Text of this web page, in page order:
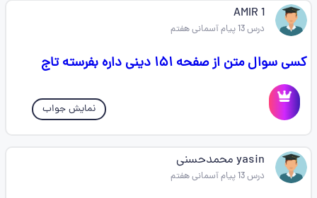
AMIR 1‌
درس 13 پیام آسمانی هفتم
کسی سوال متن از صفحه ۱۵۱ دینی داره بفرسته تاج
نمایش جواب
yasin محمدحسنی
درس 13 پیام آسمانی هفتم